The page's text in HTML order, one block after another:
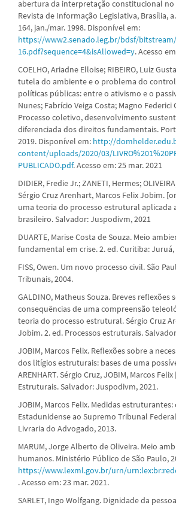
abertura da interpretação constitucional
Revista de Informação Legislativa, Brasília,
164, jan./mar. 1998. Disponível em:
https://www2.senado.leg.br/bdsf/
16.pdf?sequence=4&isAllowed=y. Acesso
COELHO, Ariadne Elloise; RIBEIRO, Luiz
tutela do ambiente e o problema do
políticas públicas: entre o ativismo e o
Nunes; Fabrício Veiga Costa; Magno Federici
Processo coletivo, desenvolvimento
diferenciada dos direitos fundamentais.
2019. Disponível em: http://
content/uploads/2020/03/
PUBLICADO.pdf. Acesso em: 25 mar. 2021
DIDIER, Fredie Jr.; ZANETI, Hermes;
Sérgio Cruz Arenhart, Marcos Felix Jobim.
uma teoria do processo estrutural aplicada
brasileiro. Salvador: Juspodivm, 2021
DUARTE, Marise Costa de Souza. Meio
fundamental em crise. 2. ed. Curitiba: Juruá,
FISS, Owen. Um novo processo civil. São
Tribunais, 2004.
GALDINO, Matheus Souza. Breves reflexões
consequências de uma compreensão
teoria do processo estrutural. Sérgio Cruz
Jobim. 2. ed. Processos estruturais.
JOBIM, Marcos Felix. Reflexões sobre a
dos litígios estruturais: bases de uma
ARENHART. Sérgio Cruz, JOBIM, Marcos
Estruturais. Salvador: Juspodivm, 2021.
JOBIM, Marcos Felix. Medidas
Estadunidense ao Supremo Tribunal
Livraria do Advogado, 2013.
MARUM, Jorge Alberto de Oliveira. Meio
humanos. Ministério Público de São Paulo,
https://www.lexml.gov.br/urn/
. Acesso em: 23 mar. 2021.
SARLET, Ingo Wolfgang. Dignidade da